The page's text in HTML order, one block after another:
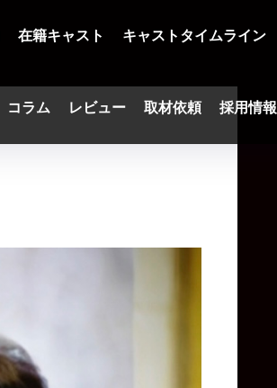
在籍キャスト キャストタイムライン
コラム レビュー 取材依頼 採用情報